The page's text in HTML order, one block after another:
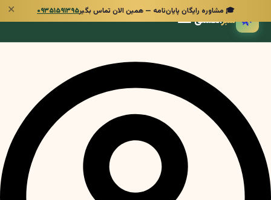
🎓 مشاوره رایگان پایان‌نامه — همین الان تماس بگیر۰۹۳۵۱۵۹۱۳۹۵ ✕
🌿 سبزانگشتی